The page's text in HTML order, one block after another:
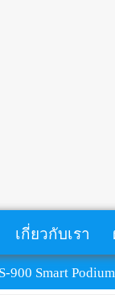
เกี่ยวกับเรา
900 Smart